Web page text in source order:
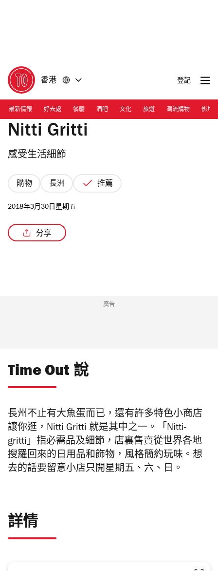
香港 登記
最新情報 好去處 餐廳 酒吧 文化 旅遊 潮流購物 影片
Nitti Gritti
感受生活細節
購物 長洲 推薦
2018年3月30日星期五
分享
廣告
Time Out 說
長州不止有大魚蛋而已，還有許多特色小商店
讓你逛，Nitti Gritti 就是其中之一。「Nitti-
gritti」指必需品及細節，店裏售賣從世界各地
搜羅回來的日用品和飾物，風格簡約玩味。想
去的話要留意小店只開星期五、六、日 。
詳情